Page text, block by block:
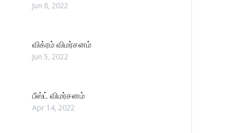
Jun 8, 2022
விக்ரம் விமர்சனம்
Jun 5, 2022
பீஸ்ட் விமர்சனம்
Apr 14, 2022